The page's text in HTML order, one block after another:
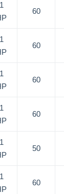
60
60
60
60
50
60